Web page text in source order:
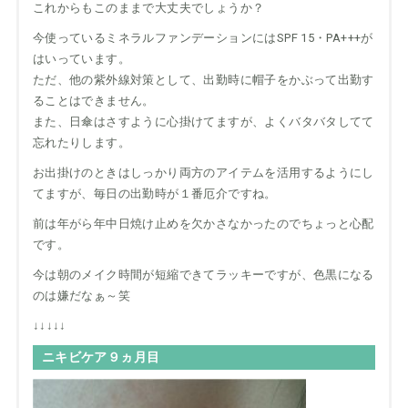
これからもこのままで大丈夫でしょうか？
今使っているミネラルファンデーションにはSPF 15・PA+++が
はいっています。
ただ、他の紫外線対策として、出勤時に帽子をかぶって出勤す
ることはできません。
また、日傘はさすように心掛けてますが、よくバタバタしてて
忘れたりします。
お出掛けのときはしっかり両方のアイテムを活用するようにし
てますが、毎日の出勤時が１番厄介ですね。
前は年がら年中日焼け止めを欠かさなかったのでちょっと心配
です。
今は朝のメイク時間が短縮できてラッキーですが、色黒になる
のは嫌だなぁ～笑
↓↓↓↓↓
ニキビケア９ヵ月目